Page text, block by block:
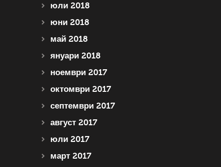
юли 2018
юни 2018
май 2018
януари 2018
ноември 2017
октомври 2017
септември 2017
август 2017
юли 2017
март 2017